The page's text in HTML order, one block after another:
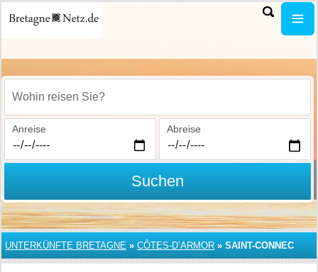
Wohin reisen Sie?
Anreise Abreise
Suchen
UNTERKÜNFTE BRETAGNE » CÔTES-D’ARMOR » SAINT-CONNEC